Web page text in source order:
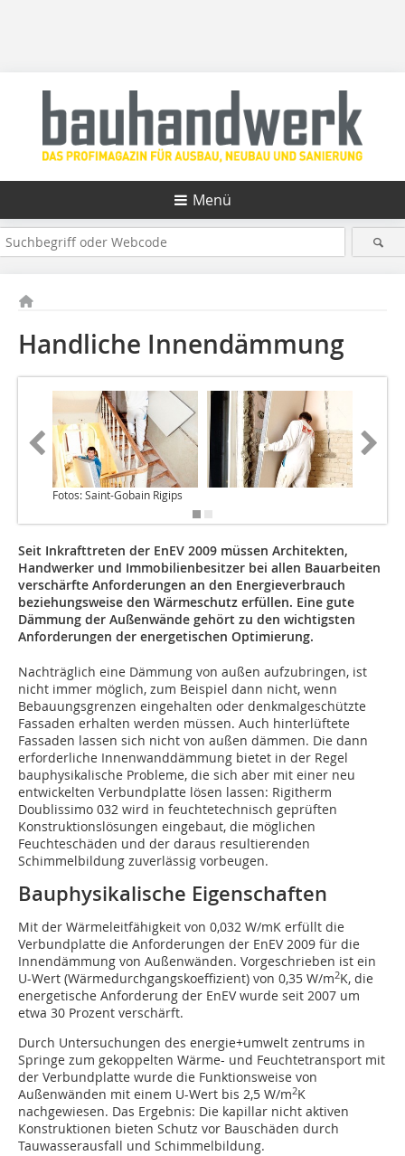
Menü
Handliche Innendämmung
Fotos: Saint-Gobain Rigips
Seit Inkrafttreten der EnEV 2009 müssen Architekten,
Handwerker und Immobilienbesitzer bei allen Bauarbeiten
verschärfte Anforderungen an den Energieverbrauch
beziehungsweise den Wärmeschutz erfüllen. Eine gute
Dämmung der Außenwände gehört zu den wichtigsten
Anforderungen der energetischen Optimierung.
Nachträglich eine Dämmung von außen aufzubringen, ist
nicht immer möglich, zum Beispiel dann nicht, wenn
Bebauungsgrenzen eingehalten oder denkmalgeschützte
Fassaden erhalten werden müssen. Auch hinterlüftete
Fassaden lassen sich nicht von außen dämmen. Die dann
erforderliche Innenwanddämmung bietet in der Regel
bauphysikalische Probleme, die sich aber mit einer neu
entwickelten Verbundplatte lösen lassen: Rigitherm
Doublissimo 032 wird in feuchtetechnisch geprüften
Konstruktionslösungen eingebaut, die möglichen
Feuchteschäden und der daraus resultierenden
Schimmelbildung zuverlässig vorbeugen.
Bauphysikalische Eigenschaften
Mit der Wärmeleitfähigkeit von 0,032 W/mK erfüllt die
Verbundplatte die Anforderungen der EnEV 2009 für die
Innendämmung von Außenwänden. Vorgeschrieben ist ein
U-Wert (Wärmedurchgangskoeffizient) von 0,35 W/m2K, die
energetische Anforderung der EnEV wurde seit 2007 um
etwa 30 Prozent verschärft.
Durch Untersuchungen des energie+umwelt zentrums in
Springe zum gekoppelten Wärme- und Feuchtetransport mit
der Verbundplatte wurde die Funktionsweise von
Außenwänden mit einem U-Wert bis 2,5 W/m2K
nachgewiesen. Das Ergebnis: Die kapillar nicht aktiven
Konstruktionen bieten Schutz vor Bauschäden durch
Tauwasserausfall und Schimmelbildung.